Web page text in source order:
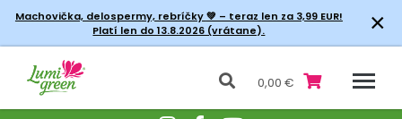
Machovička, delospermy, rebríčky💚 – teraz len za 3,99 EUR!
Platí len do 13.8.2026 (vrátane).
×
0,00 €